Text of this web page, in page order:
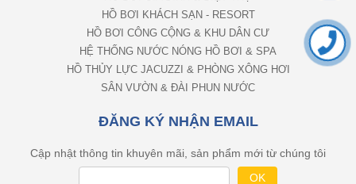
HỒ BƠI KHÁCH SẠN - RESORT
HỒ BƠI CÔNG CỘNG & KHU DÂN CƯ
HỆ THỐNG NƯỚC NÓNG HỒ BƠI & SPA
HỒ THỦY LỰC JACUZZI & PHÒNG XÔNG HƠI
SÂN VƯỜN & ĐÀI PHUN NƯỚC
ĐĂNG KÝ NHẬN EMAIL
Cập nhật thông tin khuyên mãi, sản phẩm mới từ chúng tôi